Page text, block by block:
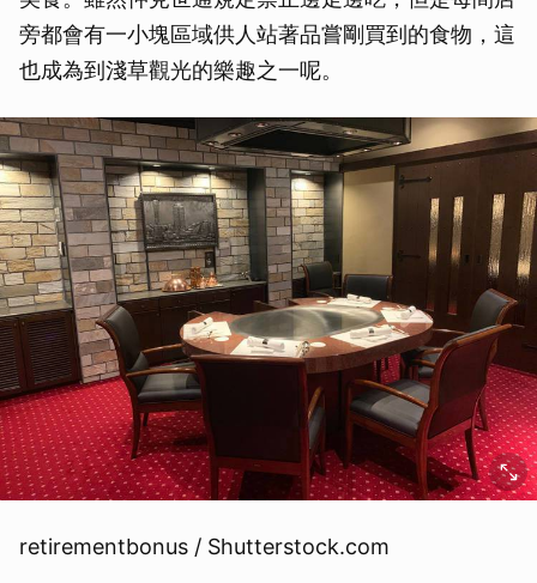
旁都會有一小塊區域供人站著品嘗剛買到的食物，這
也成為到淺草觀光的樂趣之一呢。
retirementbonus / Shutterstock.com